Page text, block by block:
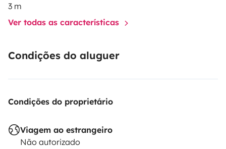
3 m
Ver todas as características
Condições do aluguer
Condições do proprietário
Viagem ao estrangeiro
Não autorizado